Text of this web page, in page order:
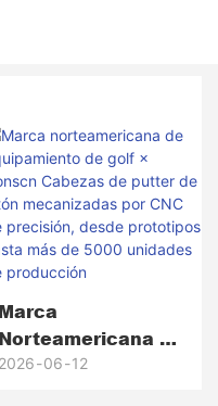
Marca
Norteamericana De
Equipamiento De
2026 06 12